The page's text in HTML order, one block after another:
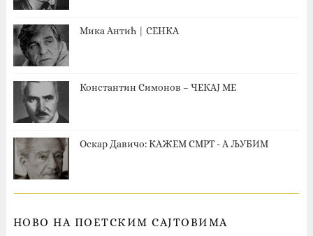
Мика Антић | СЕНКА
Константин Симонов – ЧЕКАЈ МЕ
Оскар Давичо‎: КАЖЕМ СМРТ - А ЉУБИМ
НОВО НА ПОЕТСКИМ САЈТОВИМА